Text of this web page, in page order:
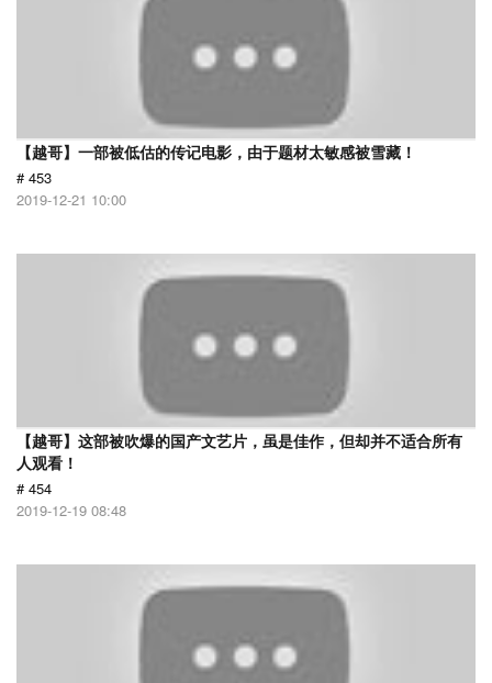
【越哥】一部被低估的传记电影，由于题材太敏感被雪藏！
# 453
2019-12-21 10:00
【越哥】这部被吹爆的国产文艺片，虽是佳作，但却并不适合所有
人观看！
# 454
2019-12-19 08:48